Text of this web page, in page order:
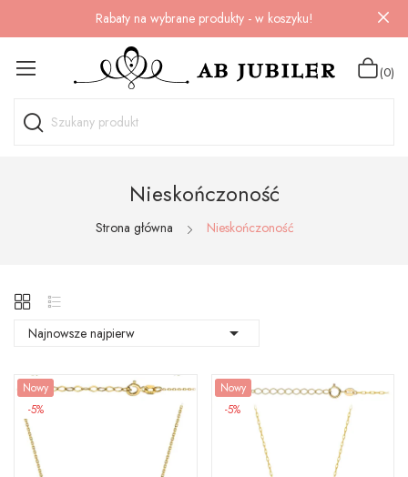
Rabaty na wybrane produkty - w koszyku!
(0)
Nieskończoność
Strona główna Nieskończoność
Najnowsze najpierw 
Nowy
-5%
Nowy
-5%